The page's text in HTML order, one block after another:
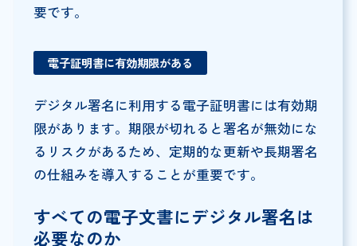
要です。
電子証明書に有効期限がある
デジタル署名に利用する電子証明書には有効期
限があります。期限が切れると署名が無効にな
るリスクがあるため、定期的な更新や長期署名
の仕組みを導入することが重要です。
すべての電子文書にデジタル署名は
必要なのか